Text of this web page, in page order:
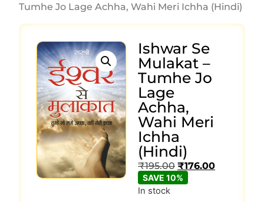
Tumhe Jo Lage Achha, Wahi Meri Ichha (Hindi)
Ishwar Se
Mulakat –
Tumhe Jo
Lage
Achha,
Wahi Meri
Ichha
(Hindi)
₹195.00 ₹176.00
SAVE 10%
In stock